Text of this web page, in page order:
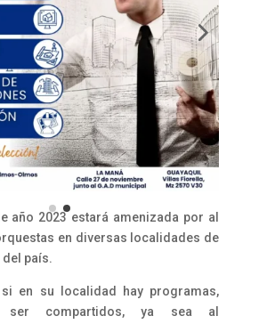
año 2023 estará amenizada por al
en diversas localidades de
país.
en su localidad hay programas,
ser compartidos, ya sea al